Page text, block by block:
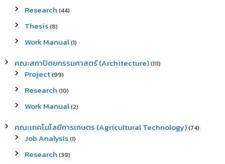
Research (44)
Thesis(8)
Work Manual(1)
คณะสถาปัตยกรรมศาสตร์ (Architecture)(111)
Project(99)
Research (10)
Work Manual(2)
คณะเทคโนโลยีการเกษตร (Agricultural Technology)(74)
Job Analysis(1)
Research (39)